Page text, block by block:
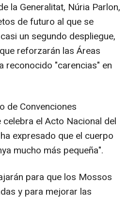
la Generalitat, Núria Parlon,
de futuro al que se
un segundo despliegue,
reforzarán las Áreas
reconocido "carencias" en
de Convenciones
el Acto Nacional del
expresado que el cuerpo
mucho más pequeña".
para que los Mossos
y para mejorar las